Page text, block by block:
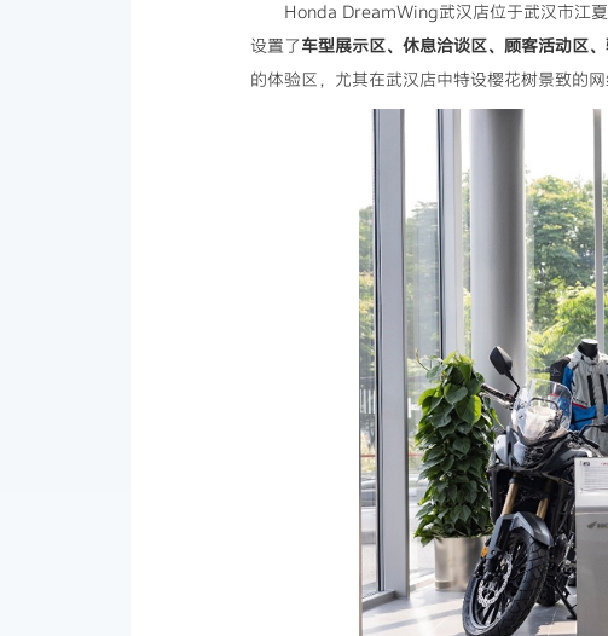
Honda DreamWing武汉店位于武汉市江
设置了车型展示区、休息洽谈区、顾客活动区
的体验区，尤其在武汉店中特设樱花树景致的